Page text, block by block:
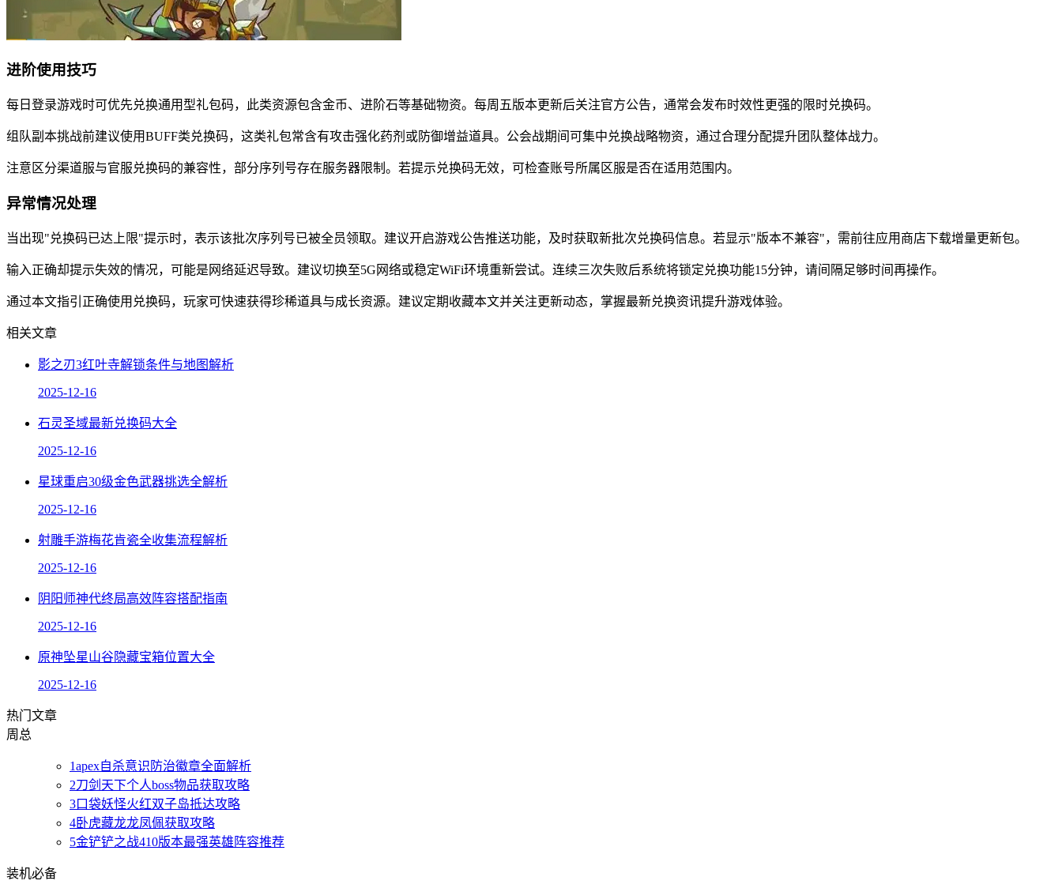
进阶使用技巧
每日登录游戏时可优先兑换通用型礼包码，此类资源包含金币、进阶石等基础物资。每周五版本更新后关注官方公告，通常会发布时效性更强的限时兑换码。
组队副本挑战前建议使用BUFF类兑换码，这类礼包常含有攻击强化药剂或防御增益道具。公会战期间可集中兑换战略物资，通过合理分配提升团队整体战力。
注意区分渠道服与官服兑换码的兼容性，部分序列号存在服务器限制。若提示兑换码无效，可检查账号所属区服是否在适用范围内。
异常情况处理
当出现"兑换码已达上限"提示时，表示该批次序列号已被全员领取。建议开启游戏公告推送功能，及时获取新批次兑换码信息。若显示"版本不兼容"，需前往应用商店下载增量更新包。
输入正确却提示失效的情况，可能是网络延迟导致。建议切换至5G网络或稳定WiFi环境重新尝试。连续三次失败后系统将锁定兑换功能15分钟，请间隔足够时间再操作。
通过本文指引正确使用兑换码，玩家可快速获得珍稀道具与成长资源。建议定期收藏本文并关注更新动态，掌握最新兑换资讯提升游戏体验。
相关文章
影之刃3红叶寺解锁条件与地图解析
2025-12-16
石灵圣域最新兑换码大全
2025-12-16
星球重启30级金色武器挑选全解析
2025-12-16
射雕手游梅花肯瓷全收集流程解析
2025-12-16
阴阳师神代终局高效阵容搭配指南
2025-12-16
原神坠星山谷隐藏宝箱位置大全
2025-12-16
热门文章
周 总
1apex自杀意识防治徽章全面解析
2刀剑天下个人boss物品获取攻略
3口袋妖怪火红双子岛抵达攻略
4卧虎藏龙龙凤佩获取攻略
5金铲铲之战410版本最强英雄阵容推荐
装机必备